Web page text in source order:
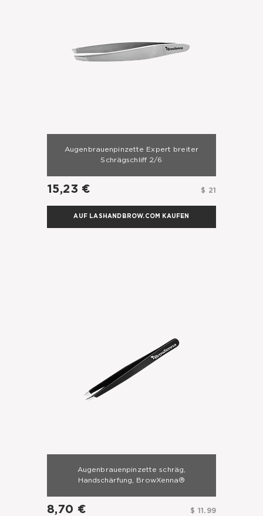
Augenbrauenpinzette Expert breiter
Schrägschliff 2/6
15,23 € $ 21
AUF LASHANDBROW.COM KAUFEN
Augenbrauenpinzette schräg,
Handschärfung, BrowXenna®
8,70 € $ 11.99